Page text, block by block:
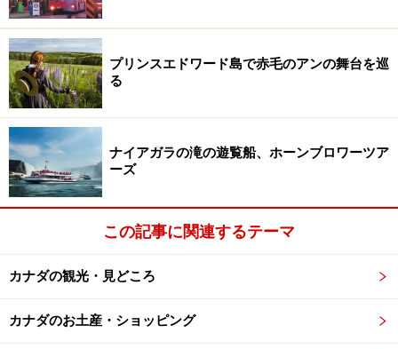
プリンスエドワード島で赤毛のアンの舞台を巡
る
ナイアガラの滝の遊覧船、ホーンブロワーツア
ーズ
この記事に関連するテーマ
カナダの観光・見どころ
カナダのお土産・ショッピング